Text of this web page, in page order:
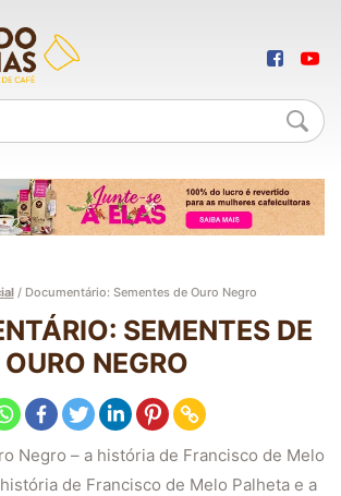
/ Documentário: Sementes de Ouro Negro
SEMENTES DE
OURO NEGRO
Negro – a história de Francisco de Melo
de Francisco de Melo Palheta e a